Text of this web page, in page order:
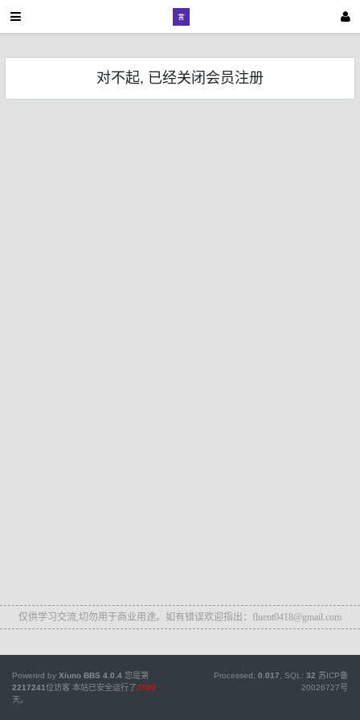
对不起, 已经关闭会员注册
仅供学习交流,切勿用于商业用途。如有错误欢迎指出：fluent0418@gmail.com
Powered by Xiuno BBS 4.0.4 您是第
2217241位访客 本站已安全运行了2499
天。
Processed: 0.017 , SQL: 32 苏ICP备
20026727号